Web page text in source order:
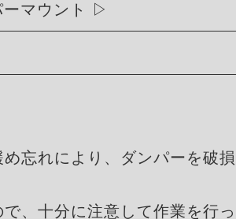
マウント
忘れにより、ダンパーを破
、十分に注意して作業を行っ